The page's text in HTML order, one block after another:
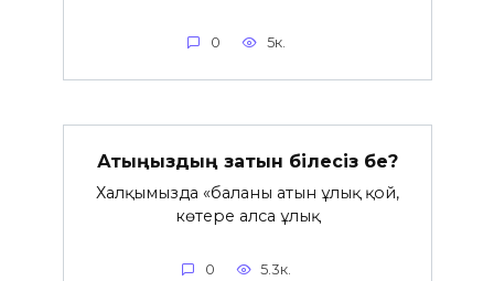
0 5к.
Атыңыздың затын білесіз бе?
Халқымызда «балаңның атын ұлық қой,
көтере алса ұлық
0 5.3к.